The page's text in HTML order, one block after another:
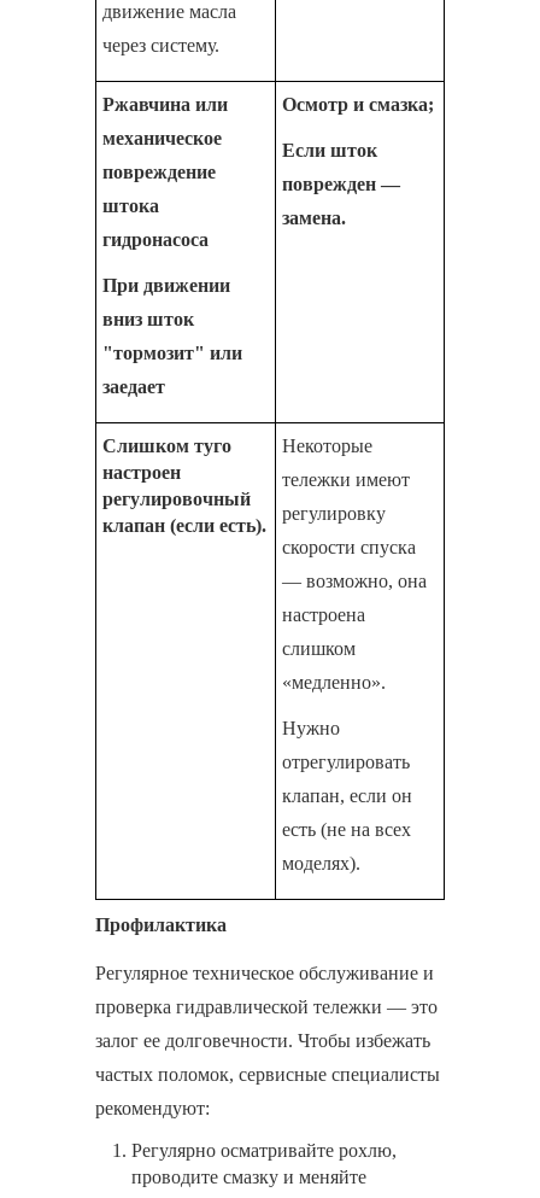
движение масла
через систему.
Ржавчина или
механическое
повреждение
штока
гидронасоса
При движении
вниз шток
"тормозит" или
заедает
Осмотр и смазка;
Если шток
поврежден —
замена.
Слишком туго
настроен
регулировочный
клапан (если есть).
Некоторые
тележки имеют
регулировку
скорости спуска
— возможно, она
настроена
слишком
«медленно».
Нужно
отрегулировать
клапан, если он
есть (не на всех
моделях).
Профилактика
Регулярное техническое обслуживание и
проверка гидравлической тележки — это
залог ее долговечности. Чтобы избежать
частых поломок, сервисные специалисты
рекомендуют:
Регулярно осматривайте рохлю,
проводите смазку и меняйте